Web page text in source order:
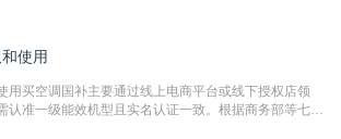
使用
用买空调国补主要通过线上电商平台或线下授权店领
认准一级能效机型且实名认证一致。根据商务部等七部